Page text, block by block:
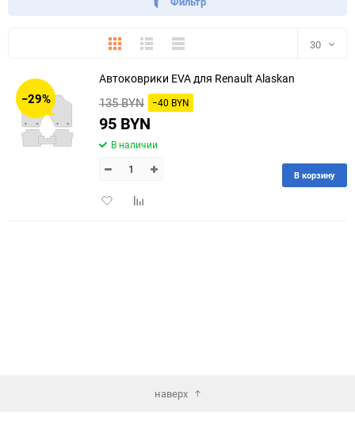
ПлиткаПодробноКомпактно 30
150
−29%
Автоковрики EVA для Renault Alaskan
135 BYN −40 BYN
95 BYN
В наличии
ДобавитьДобавить
В корзину
наверх